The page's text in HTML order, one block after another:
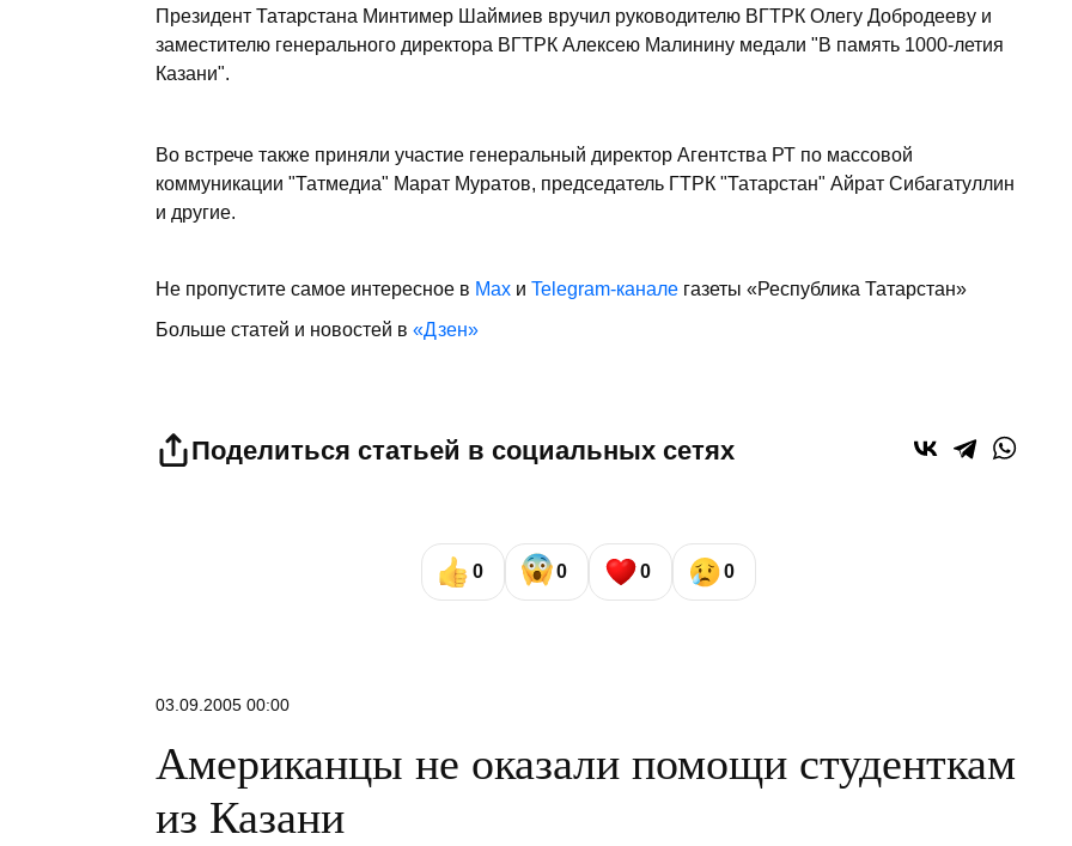
Президент Татарстана Минтимер Шаймиев вручил руководителю ВГТРК Олегу Добродееву и
заместителю генерального директора ВГТРК Алексею Малинину медали "В память 1000-летия
Казани".
Во встрече также приняли участие генеральный директор Агентства РТ по массовой
коммуникации "Татмедиа" Марат Муратов, председатель ГТРК "Татарстан" Айрат Сибагатуллин
и другие.
Не пропустите самое интересное в Max и Telegram-канале газеты «Республика Татарстан»
Больше статей и новостей в «Дзен»
Поделиться статьей в социальных сетях
0 0 0 0
03.09.2005 00:00
Американцы не оказали помощи студенткам
из Казани